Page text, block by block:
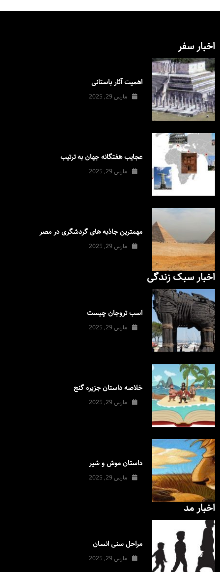
اخبار سفر
اهمیت آثار باستانی
مارس 29, 2025
عجایب هفتگانه جهان به ترتیب
مارس 29, 2025
مهمترین جاذبه های گردشگری در مصر
مارس 29, 2025
اخبار سبک زندگی
اسب تروجان چیست
مارس 29, 2025
خلاصه داستان جزیره گنج
مارس 29, 2025
داستان موش و شیر
مارس 29, 2025
اخبار مد
مراحل سنی انسان
مارس 29, 2025